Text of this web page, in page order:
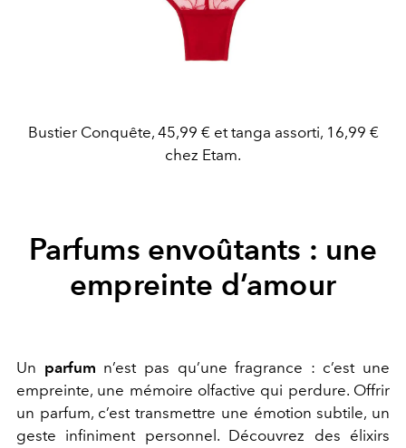
Bustier Conquête, 45,99 € et tanga assorti, 16,99 €
chez Etam.
Parfums envoûtants : une
empreinte d’amour
Un parfum n’est pas qu’une fragrance : c’est une
empreinte, une mémoire olfactive qui perdure. Offrir
un parfum, c’est transmettre une émotion subtile, un
geste infiniment personnel. Découvrez des élixirs